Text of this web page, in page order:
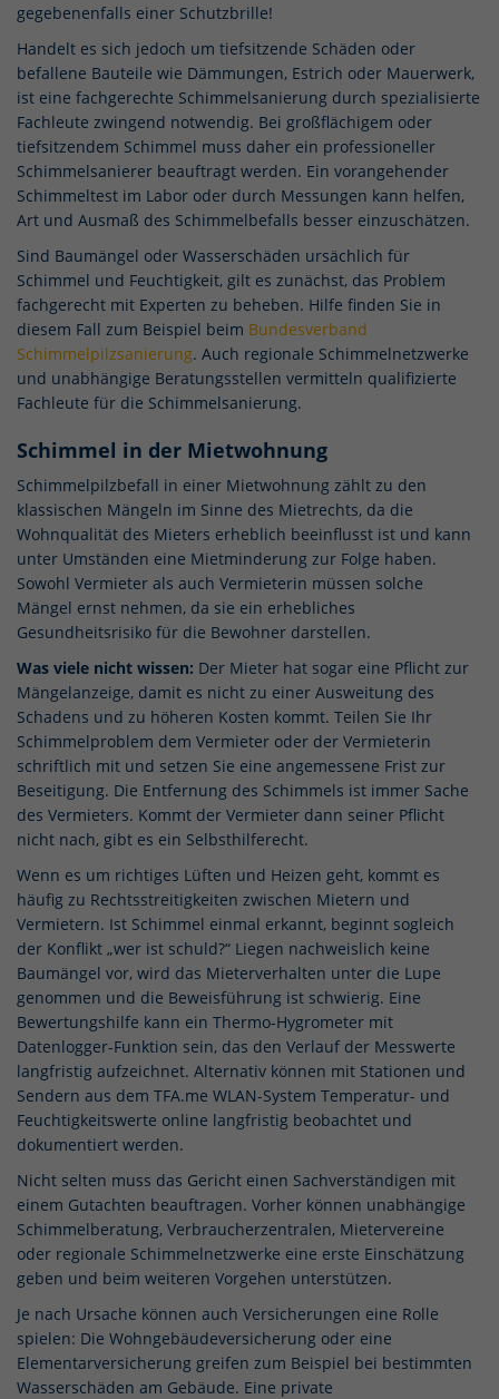
gegebenenfalls einer Schutzbrille!
Handelt es sich jedoch um tiefsitzende Schäden oder
befallene Bauteile wie Dämmungen, Estrich oder Mauerwerk,
ist eine fachgerechte Schimmelsanierung durch spezialisierte
Fachleute zwingend notwendig. Bei großflächigem oder
tiefsitzendem Schimmel muss daher ein professioneller
Schimmelsanierer beauftragt werden. Ein vorangehender
Schimmeltest im Labor oder durch Messungen kann helfen,
Art und Ausmaß des Schimmelbefalls besser einzuschätzen.
Sind Baumängel oder Wasserschäden ursächlich für
Schimmel und Feuchtigkeit, gilt es zunächst, das Problem
fachgerecht mit Experten zu beheben. Hilfe finden Sie in
diesem Fall zum Beispiel beim Bundesverband
Schimmelpilzsanierung. Auch regionale Schimmelnetzwerke
und unabhängige Beratungsstellen vermitteln qualifizierte
Fachleute für die Schimmelsanierung.
Schimmel in der Mietwohnung
Schimmelpilzbefall in einer Mietwohnung zählt zu den
klassischen Mängeln im Sinne des Mietrechts, da die
Wohnqualität des Mieters erheblich beeinflusst ist und kann
unter Umständen eine Mietminderung zur Folge haben.
Sowohl Vermieter als auch Vermieterin müssen solche
Mängel ernst nehmen, da sie ein erhebliches
Gesundheitsrisiko für die Bewohner darstellen.
Was viele nicht wissen: Der Mieter hat sogar eine Pflicht zur
Mängelanzeige, damit es nicht zu einer Ausweitung des
Schadens und zu höheren Kosten kommt. Teilen Sie Ihr
Schimmelproblem dem Vermieter oder der Vermieterin
schriftlich mit und setzen Sie eine angemessene Frist zur
Beseitigung. Die Entfernung des Schimmels ist immer Sache
des Vermieters. Kommt der Vermieter dann seiner Pflicht
nicht nach, gibt es ein Selbsthilferecht.
Wenn es um richtiges Lüften und Heizen geht, kommt es
häufig zu Rechtsstreitigkeiten zwischen Mietern und
Vermietern. Ist Schimmel einmal erkannt, beginnt sogleich
der Konflikt „wer ist schuld?“ Liegen nachweislich keine
Baumängel vor, wird das Mieterverhalten unter die Lupe
genommen und die Beweisführung ist schwierig. Eine
Bewertungshilfe kann ein Thermo-Hygrometer mit
Datenlogger-Funktion sein, das den Verlauf der Messwerte
langfristig aufzeichnet. Alternativ können mit Stationen und
Sendern aus dem TFA.me WLAN-System Temperatur- und
Feuchtigkeitswerte online langfristig beobachtet und
dokumentiert werden.
Nicht selten muss das Gericht einen Sachverständigen mit
einem Gutachten beauftragen. Vorher können unabhängige
Schimmelberatung, Verbraucherzentralen, Mietervereine
oder regionale Schimmelnetzwerke eine erste Einschätzung
geben und beim weiteren Vorgehen unterstützen.
Je nach Ursache können auch Versicherungen eine Rolle
spielen: Die Wohngebäudeversicherung oder eine
Elementarversicherung greifen zum Beispiel bei bestimmten
Wasserschäden am Gebäude. Eine private